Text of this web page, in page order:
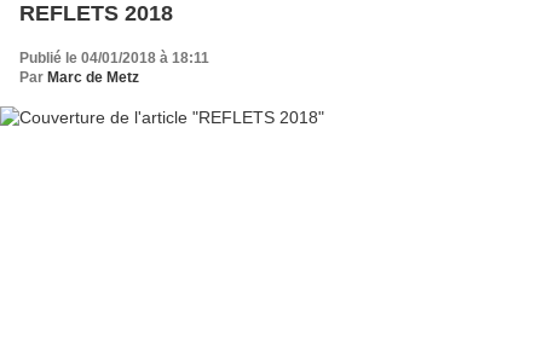
REFLETS 2018
Publié le 04/01/2018 à 18:11
Par Marc de Metz